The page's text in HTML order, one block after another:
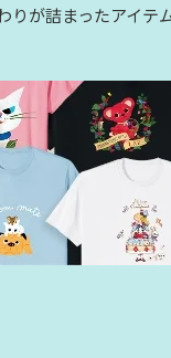
が詰まったアイテ